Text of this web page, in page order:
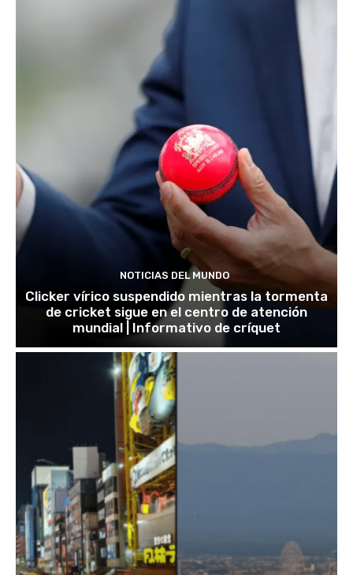
NOTICIAS DEL MUNDO
Clicker vírico suspendido mientras la tormenta
de cricket sigue en el centro de atención
mundial | Informativo de críquet